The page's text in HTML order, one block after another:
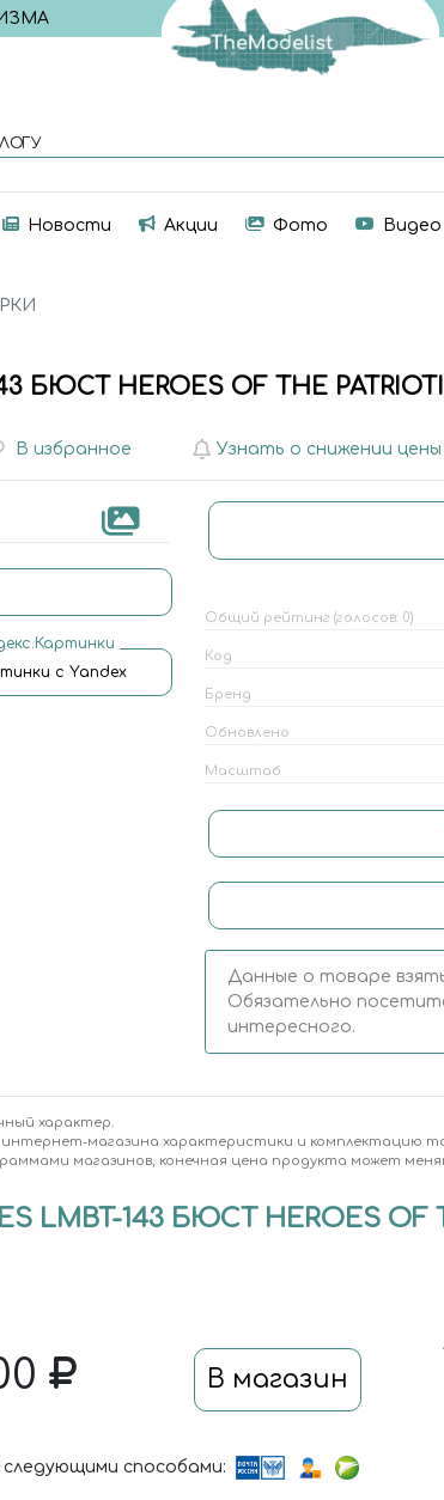
Новости Акции Фото Видео
БЮСТ HEROES OF THE
В избранное Узнать о снижении цены
с Yandex
Общий рейтинг (голосов: 0)
Код
Бренд
Обновлено
Масштаб
Данные о товаре
Обязательно
интересного.
характер.
магазина характеристики и комплектацию
магазинов, конечная цена продукта может
LMBT-143 БЮСТ HEROES OF
В магазин
следующими способами: